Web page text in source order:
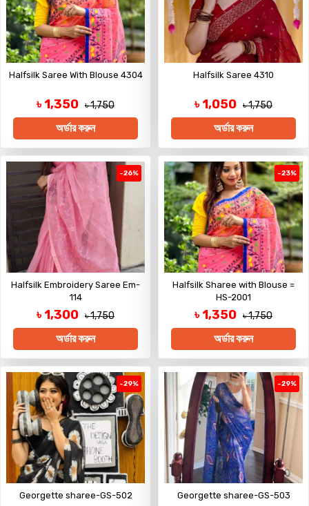
Halfsilk Saree With Blouse 4304
৳ 1,350 ৳ 1,750
অর্ডার করুন
Halfsilk Saree 4310
৳ 1,050 ৳ 1,750
অর্ডার করুন
-26%
Halfsilk Embroidery Saree Em-
114
৳ 1,300 ৳ 1,750
অর্ডার করুন
-23%
Halfsilk Sharee with Blouse =
HS-2001
৳ 1,350 ৳ 1,750
অর্ডার করুন
-29%
Georgette sharee-GS-502
-29%
Georgette sharee-GS-503